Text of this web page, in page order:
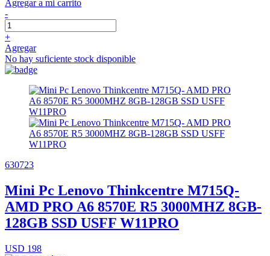
Agregar a mi carrito
-
+
Agregar
No hay suficiente stock disponible
630723
Mini Pc Lenovo Thinkcentre M715Q-
AMD PRO A6 8570E R5 3000MHZ 8GB-
128GB SSD USFF W11PRO
USD 198